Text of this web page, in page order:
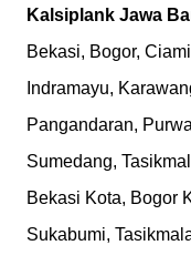
Kalsiplank Jawa
Bekasi, Bogor,
Indramayu,
Pangandaran,
Sumedang,
Bekasi Kota, Bogor
Sukabumi,